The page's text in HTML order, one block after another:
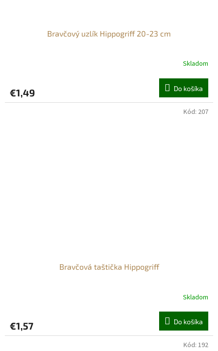
Bravčový uzlík Hippogriff 20-23 cm
Skladom
€1,49 Do košíka
Bravčová taštička Hippogriff
je
5,0
Skladom
€1,57 Do košíka
Kód: 207
Kód: 192